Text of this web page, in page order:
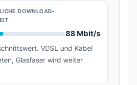
DOWNLOAD-
88 Mbit/s
VDSL und Kabel
Glasfaser wird weiter